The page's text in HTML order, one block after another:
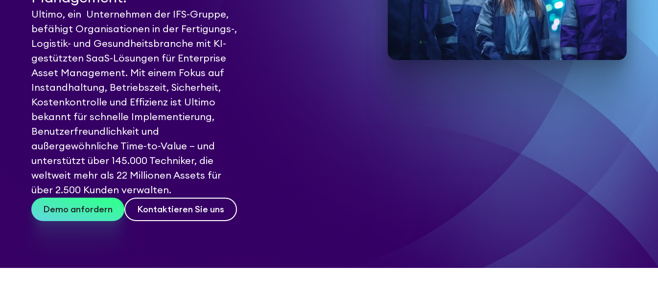
Ultimo, ein Unternehmen der IFS-Gruppe,
befähigt Organisationen in der Fertigungs-,
Logistik- und Gesundheitsbranche mit KI-
gestützten SaaS-Lösungen für Enterprise
Asset Management. Mit einem Fokus auf
Instandhaltung, Betriebszeit, Sicherheit,
Kostenkontrolle und Effizienz ist Ultimo
bekannt für schnelle Implementierung,
Benutzerfreundlichkeit und
außergewöhnliche Time-to-Value – und
unterstützt über 145.000 Techniker, die
weltweit mehr als 22 Millionen Assets für
über 2.500 Kunden verwalten.
Demo anfordern Kontaktieren Sie uns